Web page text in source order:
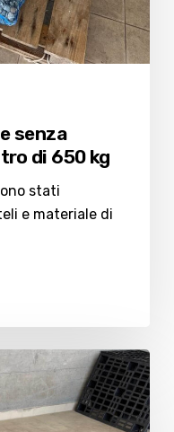
senza
di 650 kg
stati
e materiale di